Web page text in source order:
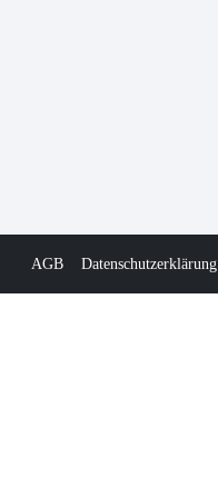
AGB Datenschutzerklärung